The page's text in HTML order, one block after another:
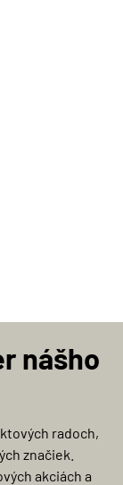
nášho
radoch,
značiek.
akciách a